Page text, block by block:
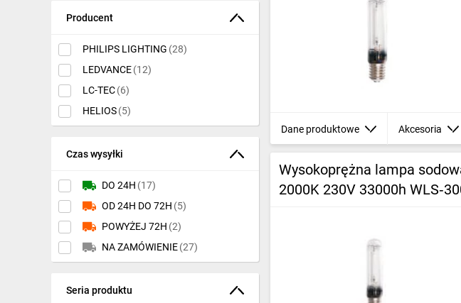
IT, GSM
Odzież ochronna i BHP
Inne
Budowa i Remont
Elektronika
Smart home
Energetyka wiatrowa
Producent
PHILIPS LIGHTING (28)
LEDVANCE(12)
LC-TEC(6)
HELIOS(5)
Czas wysyłki
DO 24H (17)
OD 24H DO 72H (5)
POWYŻEJ 72H (2)
NA ZAMÓWIENIE(27)
Seria produktu
Dane produktowe Akcesoria
Wysokoprężna lampa
2000K 230V 33000h